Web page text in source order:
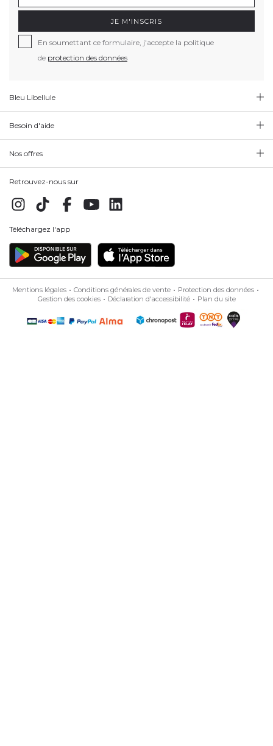
JE M'INSCRIS
En soumettant ce formulaire, j'accepte la politique
de protection des données
Bleu Libellule
Besoin d'aide
Nos offres
Retrouvez-nous sur
Téléchargez l'app
Mentions légales Conditions générales de vente
Protection des données
Gestion des cookies
Déclaration d'accessibilité Plan du site